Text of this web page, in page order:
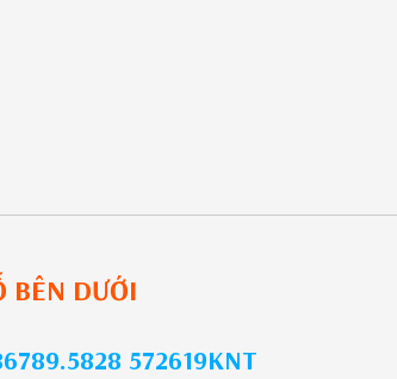
BÊN DƯỚI
572619KNT